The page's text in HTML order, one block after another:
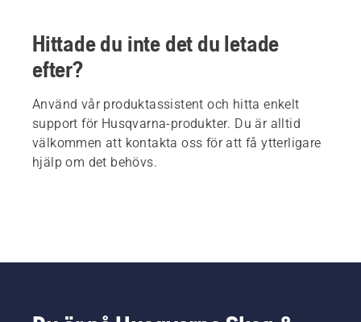
Hittade du inte det du letade
efter?
Använd vår produktassistent och hitta enkelt
support för Husqvarna-produkter. Du är alltid
välkommen att kontakta oss för att få ytterligare
hjälp om det behövs.